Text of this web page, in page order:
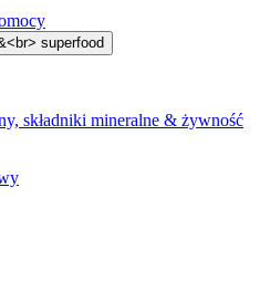
składniki mineralne & żywność